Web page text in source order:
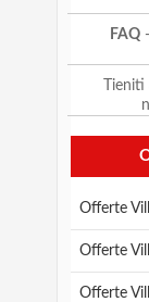
FAQ-
Offerte
Offerte
Offerte